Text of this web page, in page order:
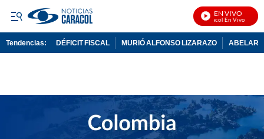
EN VIVO
Noticias Caracol En Vivo
Tendencias: DÉFICIT FISCAL MURIÓ ALFONSO LIZARAZO